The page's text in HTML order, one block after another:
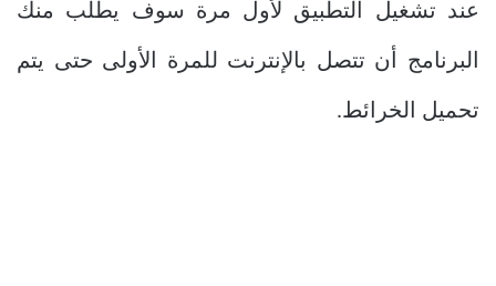
عند تشغيل التطبيق لأول مرة سوف يطلب منك
البرنامج أن تتصل بالإنترنت للمرة الأولى حتى يتم
تحميل الخرائط.